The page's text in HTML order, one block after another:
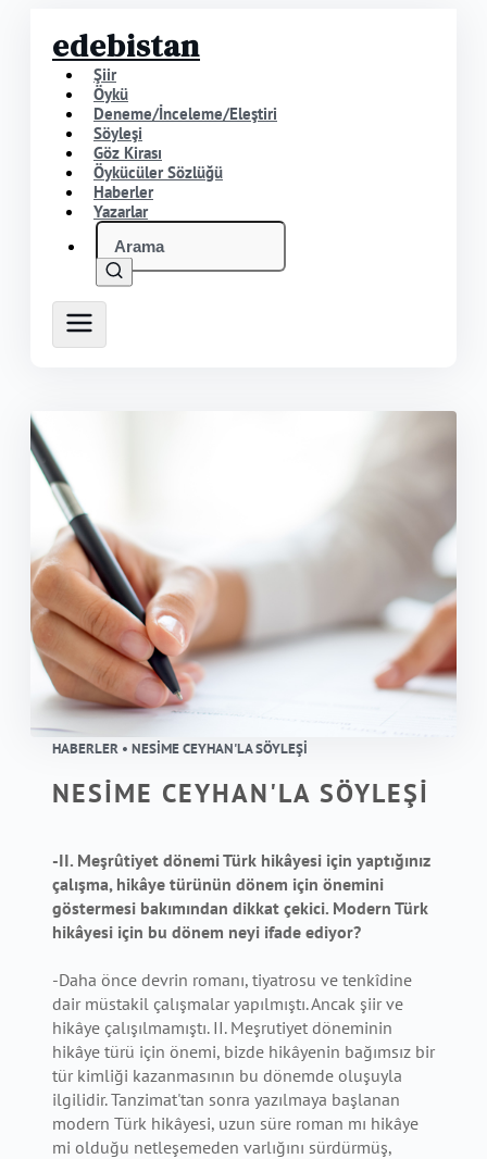
edebistan
Şiir
Öykü
Deneme/İnceleme/Eleştiri
Söyleşi
Göz Kirası
Öykücüler Sözlüğü
Haberler
Yazarlar
HABERLER • NESİME CEYHAN'LA SÖYLEŞİ
NESİME CEYHAN'LA SÖYLEŞİ
-II. Meşrûtiyet dönemi Türk hikâyesi için yaptığınız
çalışma, hikâye türünün dönem için önemini
göstermesi bakımından dikkat çekici. Modern Türk
hikâyesi için bu dönem neyi ifade ediyor?
-Daha önce devrin romanı, tiyatrosu ve tenkîdine
dair müstakil çalışmalar yapılmıştı. Ancak şiir ve
hikâye çalışılmamıştı. II. Meşrutiyet döneminin
hikâye türü için önemi, bizde hikâyenin bağımsız bir
tür kimliği kazanmasının bu dönemde oluşuyla
ilgilidir. Tanzimat'tan sonra yazılmaya başlanan
modern Türk hikâyesi, uzun süre roman mı hikâye
mi olduğu netleşemeden varlığını sürdürmüş,